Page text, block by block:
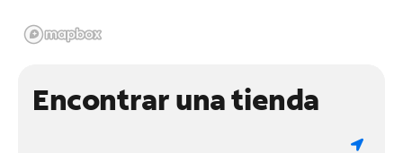
Encontrar una tienda